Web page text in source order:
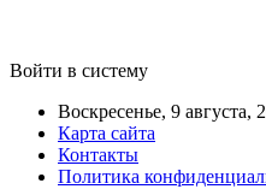
Войти в систему
Воскресенье, 9 августа,
Карта сайта
Контакты
Политика